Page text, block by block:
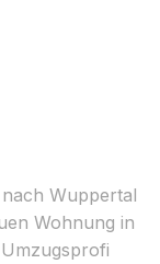
Wuppertal
Wohnung in